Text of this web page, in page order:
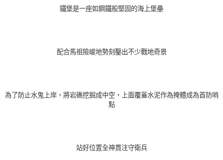
鐵堡是一座如鋼鐵般堅固的海上堡壘
配合馬祖險峻地勢刻鑿出不少戰地奇景
為了防止水鬼上岸，將岩礁挖掘成中空，上面覆蓋水泥作為掩體成為首防哨
點
站好位置全神貫注守衛兵